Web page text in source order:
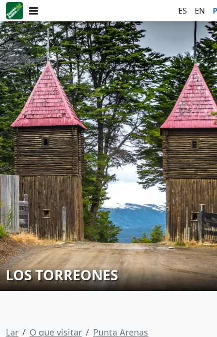
ES EN
LOS TORREONES
Lar O que visitar
Punta Arenas